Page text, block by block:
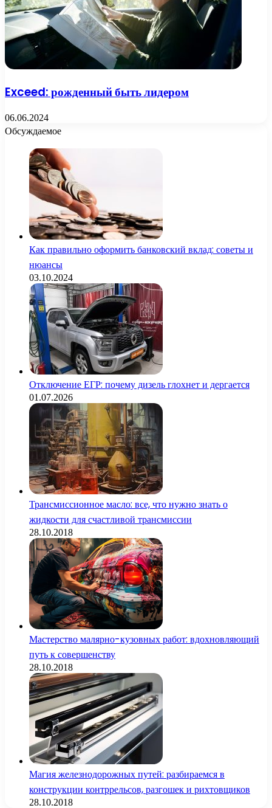
Exceed: рожденный быть лидером
06.06.2024
Обсуждаемое
Как правильно оформить банковский вклад: советы и
нюансы
03.10.2024
Отключение ЕГР: почему дизель глохнет и дергается
01.07.2026
Трансмиссионное масло: все, что нужно знать о
жидкости для счастливой трансмиссии
28.10.2018
Мастерство малярно-кузовных работ: вдохновляющий
путь к совершенству
28.10.2018
Магия железнодорожных путей: разбираемся в
конструкции контррельсов, разгошек и рихтовщиков
28.10.2018